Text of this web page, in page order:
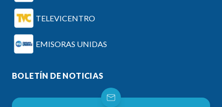
TELEVICENTRO
EMISORAS UNIDAS
BOLETÍN DE NOTICIAS